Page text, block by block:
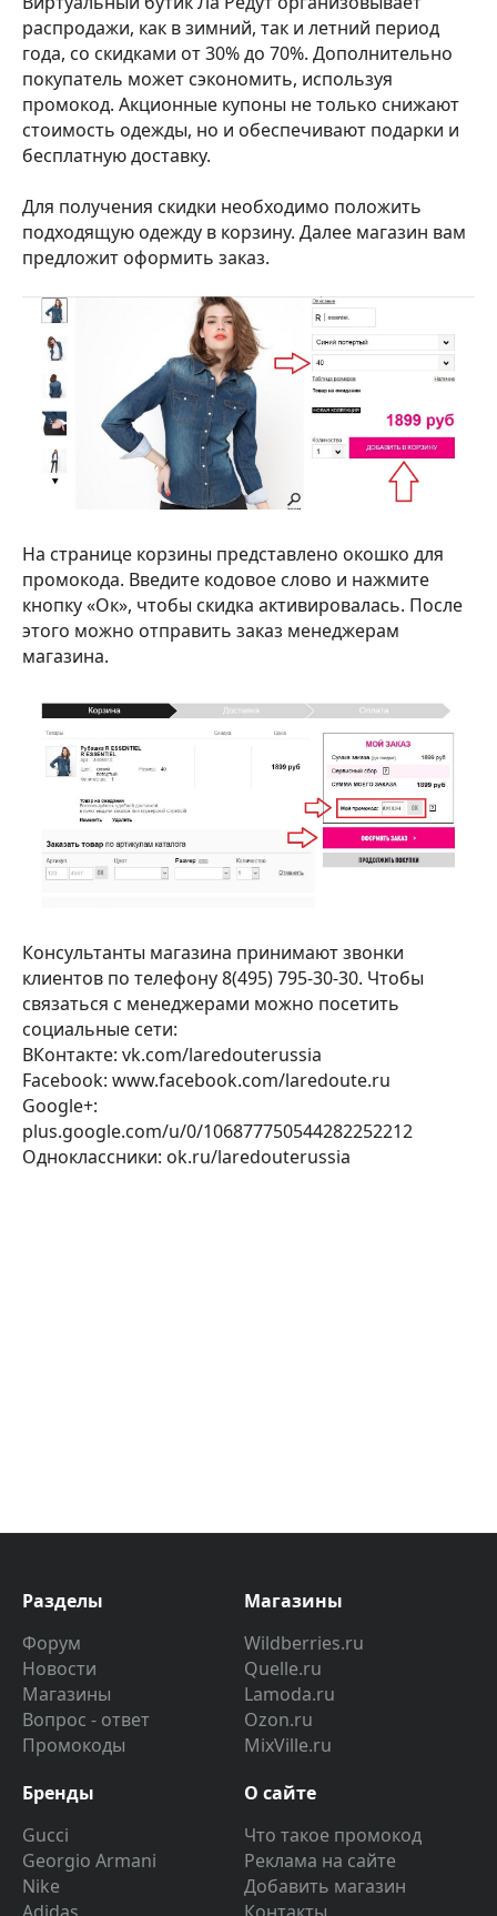
распродажи, как в зимний, так и летний период
года, со скидками от 30% до 70%. Дополнительно
покупатель может сэкономить, используя
промокод. Акционные купоны не только снижают
стоимость одежды, но и обеспечивают подарки и
бесплатную доставку.
Для получения скидки необходимо положить
подходящую одежду в корзину. Далее магазин вам
предложит оформить заказ.
На странице корзины представлено окошко для
промокода. Введите кодовое слово и нажмите
кнопку «Ок», чтобы скидка активировалась. После
этого можно отправить заказ менеджерам
магазина.
Консультанты магазина принимают звонки
клиентов по телефону 8(495) 795-30-30. Чтобы
связаться с менеджерами можно посетить
социальные сети:
ВКонтакте: vk.com/laredouterussia
Facebook: www.facebook.com/laredoute.ru
Google+:
plus.google.com/u/0/106877750544282252212
Одноклассники: ok.ru/laredouterussia
Разделы
Форум
Новости
Магазины
Вопрос - ответ
Промокоды
Магазины
Wildberries.ru
Quelle.ru
Lamoda.ru
Ozon.ru
MixVille.ru
Бренды
Gucci
Georgio Armani
Nike
О сайте
Что такое промокод
Реклама на сайте
Добавить магазин